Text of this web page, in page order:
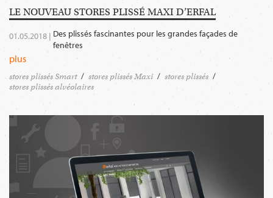
LE NOUVEAU STORES PLISSÉ MAXI D’ERFAL
01.05.2018 | Des plissés fascinantes pour les grandes façades de
fenêtres
plus
stores plissés Smart stores plissés Maxi
stores plissés
stores plissés alvéolaires